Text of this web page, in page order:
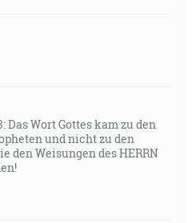
Das Wort Gottes kam zu den
und nicht zu den
den Weisungen des HERRN